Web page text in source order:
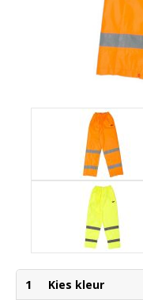
1 Kies kleur